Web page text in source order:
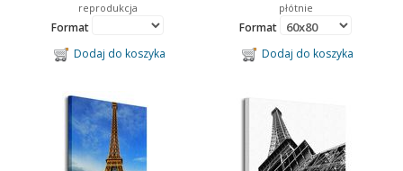
reprodukcja
Format
Dodaj do koszyka
płótnie
Format
Dodaj do koszyka